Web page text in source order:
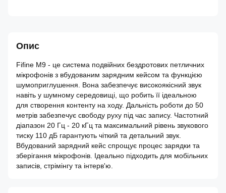
Опис
Fifine M9 - це система подвійних бездротових петличних
мікрофонів з вбудованим зарядним кейсом та функцією
шумоприглушення. Вона забезпечує високоякісний звук
навіть у шумному середовищі, що робить її ідеальною
для створення контенту на ходу. Дальність роботи до 50
метрів забезпечує свободу руху під час запису. Частотний
діапазон 20 Гц - 20 кГц та максимальний рівень звукового
тиску 110 дБ гарантують чіткий та детальний звук.
Вбудований зарядний кейс спрощує процес зарядки та
зберігання мікрофонів. Ідеально підходить для мобільних
записів, стрімінгу та інтерв'ю.